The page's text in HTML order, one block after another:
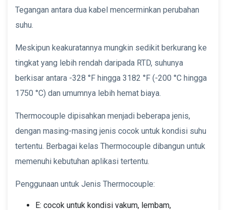
Tegangan antara dua kabel mencerminkan perubahan
suhu.
Meskipun keakuratannya mungkin sedikit berkurang ke
tingkat yang lebih rendah daripada RTD, suhunya
berkisar antara -328 °F hingga 3182 °F (-200 °C hingga
1750 °C) dan umumnya lebih hemat biaya.
Thermocouple dipisahkan menjadi beberapa jenis,
dengan masing-masing jenis cocok untuk kondisi suhu
tertentu. Berbagai kelas Thermocouple dibangun untuk
memenuhi kebutuhan aplikasi tertentu.
Penggunaan untuk Jenis Thermocouple:
E: cocok untuk kondisi vakum, lembam,